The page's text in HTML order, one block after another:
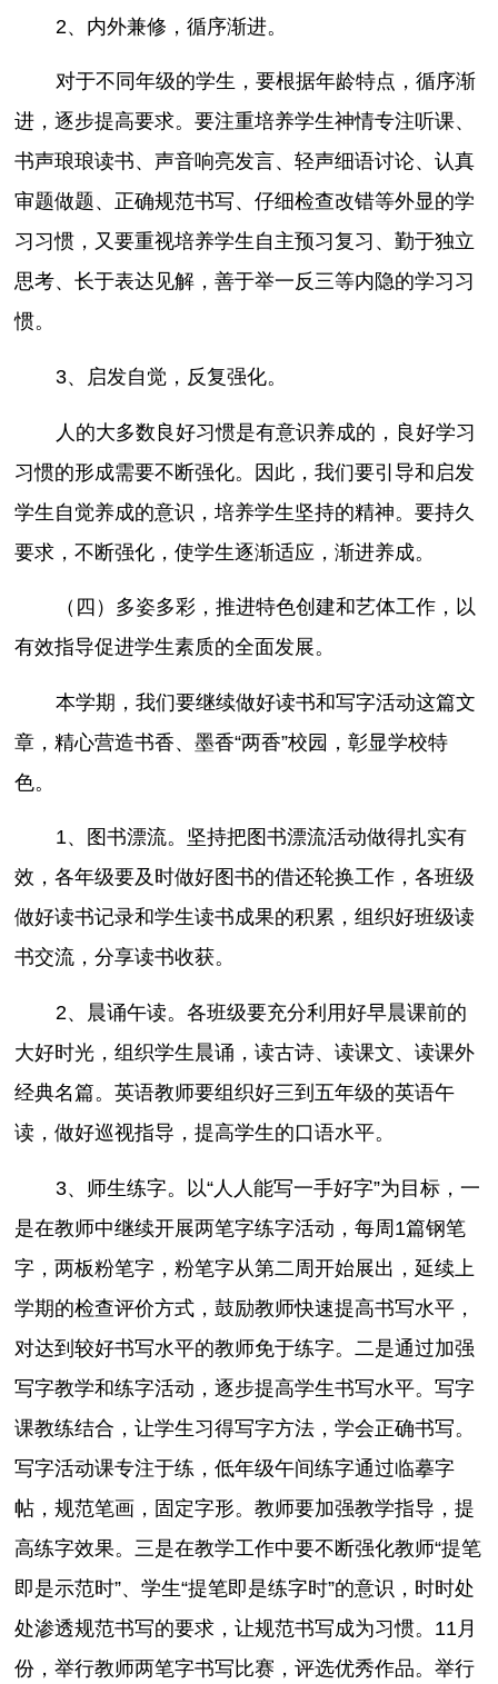
2、内外兼修，循序渐进。
对于不同年级的学生，要根据年龄特点，循序渐
进，逐步提高要求。要注重培养学生神情专注听课、
书声琅琅读书、声音响亮发言、轻声细语讨论、认真
审题做题、正确规范书写、仔细检查改错等外显的学
习习惯，又要重视培养学生自主预习复习、勤于独立
思考、长于表达见解，善于举一反三等内隐的学习习
惯。
3、启发自觉，反复强化。
人的大多数良好习惯是有意识养成的，良好学习
习惯的形成需要不断强化。因此，我们要引导和启发
学生自觉养成的意识，培养学生坚持的精神。要持久
要求，不断强化，使学生逐渐适应，渐进养成。
（四）多姿多彩，推进特色创建和艺体工作，以
有效指导促进学生素质的全面发展。
本学期，我们要继续做好读书和写字活动这篇文
章，精心营造书香、墨香“两香”校园，彰显学校特
色。
1、图书漂流。坚持把图书漂流活动做得扎实有
效，各年级要及时做好图书的借还轮换工作，各班级
做好读书记录和学生读书成果的积累，组织好班级读
书交流，分享读书收获。
2、晨诵午读。各班级要充分利用好早晨课前的
大好时光，组织学生晨诵，读古诗、读课文、读课外
经典名篇。英语教师要组织好三到五年级的英语午
读，做好巡视指导，提高学生的口语水平。
3、师生练字。以“人人能写一手好字”为目标，一
是在教师中继续开展两笔字练字活动，每周1篇钢笔
字，两板粉笔字，粉笔字从第二周开始展出，延续上
学期的检查评价方式，鼓励教师快速提高书写水平，
对达到较好书写水平的教师免于练字。二是通过加强
写字教学和练字活动，逐步提高学生书写水平。写字
课教练结合，让学生习得写字方法，学会正确书写。
写字活动课专注于练，低年级午间练字通过临摹字
帖，规范笔画，固定字形。教师要加强教学指导，提
高练字效果。三是在教学工作中要不断强化教师“提笔
即是示范时”、学生“提笔即是练字时”的意识，时时处
处渗透规范书写的要求，让规范书写成为习惯。11月
份，举行教师两笔字书写比赛，评选优秀作品。举行